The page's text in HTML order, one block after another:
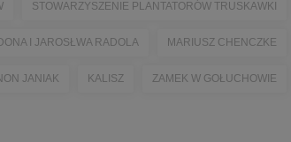
STOWARZYSZENIE PLANTATORÓW TRUSKAWKI
I JAROSŁWA RADOLA MARIUSZ CHENCZKE
JANIAK KALISZ ZAMEK W GOŁUCHOWIE